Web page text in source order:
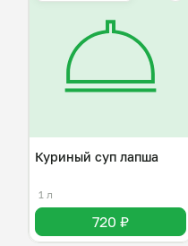
Куриный суп лапша
1 л
720 ₽